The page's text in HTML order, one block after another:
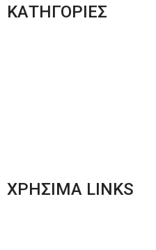
ΚΑΤΗΓΟΡΙΕΣ
ΧΡΗΣΙΜΑ LINKS